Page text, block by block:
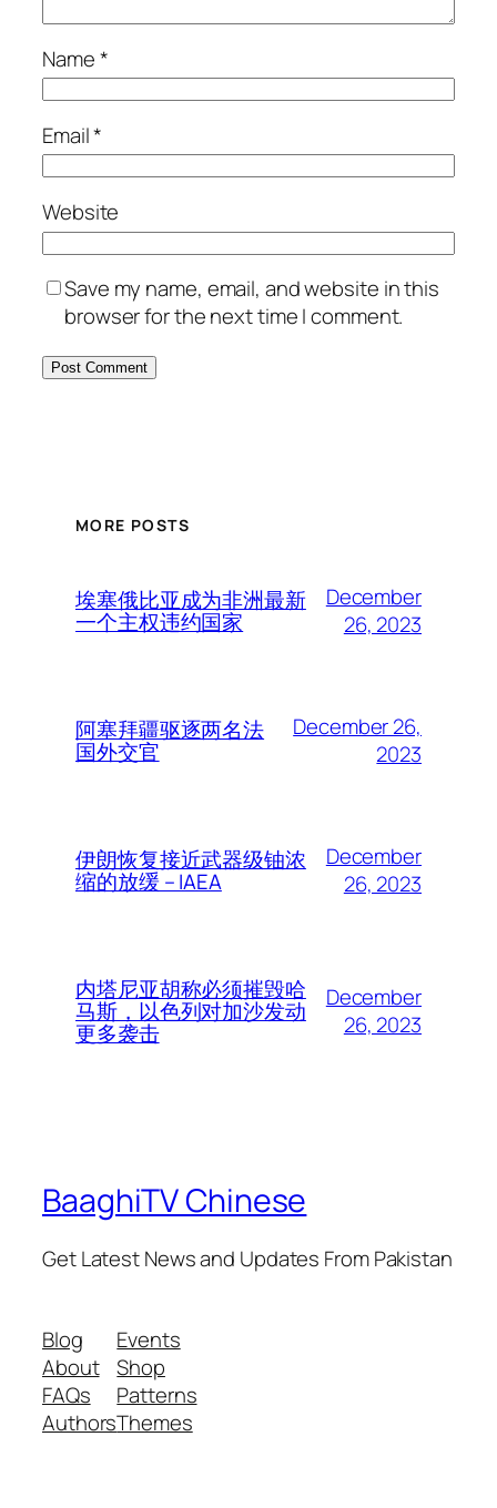
Name*
Email*
Website
Save my name, email, and website in this
browser for the next time I comment.
MORE POSTS
埃塞俄比亚成为非洲最新
一个主权违约国家
December
26, 2023
阿塞拜疆驱逐两名法
国外交官
December 26,
2023
伊朗恢复接近武器级铀浓
缩的放缓 – IAEA
December
26, 2023
内塔尼亚胡称必须摧毁哈
马斯，以色列对加沙发动
更多袭击
December
26, 2023
BaaghiTV Chinese
Get Latest News and Updates From Pakistan
Blog
About
FAQs
Authors
Events
Shop
Patterns
Themes